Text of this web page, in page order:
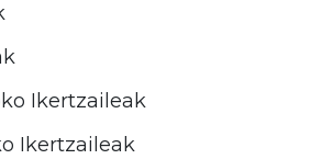
Ikertzaileak
Ikertzaileak